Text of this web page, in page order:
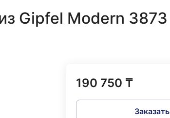
Gipfel Modern 3873
190 750 ₸
Заказать